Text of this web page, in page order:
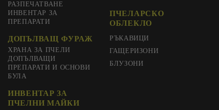
РАЗПЕЧАТВАНЕ
ИНВЕНТАР ЗА
ПРЕПАРАТИ
ДОПЪЛВАЩ ФУРАЖ
ХРАНА ЗА ПЧЕЛИ
ДОПЪЛВАЩИ
ПРЕПАРАТИ И ОСНОВИ
ПЧЕЛАРСКО
ОБЛЕКЛО
РЪКАВИЦИ
ГАЩЕРИЗОНИ
БЛУЗОНИ
БУЛА
ИНВЕНТАР ЗА
ПЧЕЛНИ МАЙКИ